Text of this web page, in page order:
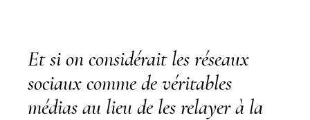
Et si on considérait les réseaux
sociaux comme de véritables
médias au lieu de les relayer à la